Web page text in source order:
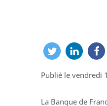
Publié levendredi
La Banque de